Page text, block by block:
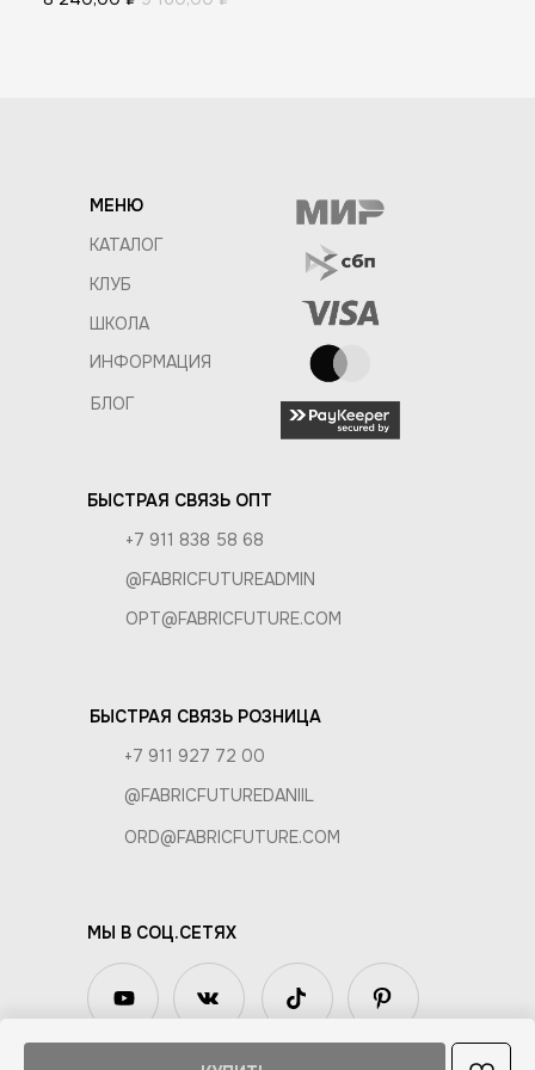
МЕНЮ
КАТАЛОГ
КЛУБ
ШКОЛА
ИНФОРМАЦИЯ
БЛОГ
БЫСТРАЯ СВЯЗЬ ОПТ
+7 911 838 58 68
@FABRICFUTUREADMIN
OPT@FABRICFUTURE.COM
БЫСТРАЯ СВЯЗЬ РОЗНИЦА
МЫ В СОЦ.СЕТЯХ
+7 911 927 72 00
@FABRICFUTUREDANIIL
ORD@FABRICFUTURE.COM